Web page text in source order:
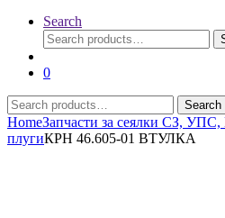
Search
Search
for:
0
Search
for:
Search
HomeЗапчасти за сеялки СЗ, УПС,
плугиКРН 46.605-01 ВТУЛКА